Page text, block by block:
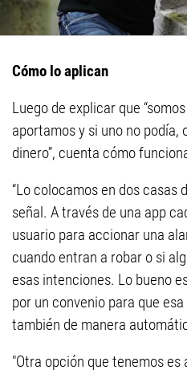
Cómo lo aplican
Luego de explicar que
aportamos y si uno no podía,
dinero”, cuenta cómo
“Lo colocamos en dos casas
señal. A través de una app
usuario para accionar una
cuando entran a robar o si
esas intenciones. Lo bueno
por un convenio para que
también de manera
"Otra opción que tenemos es